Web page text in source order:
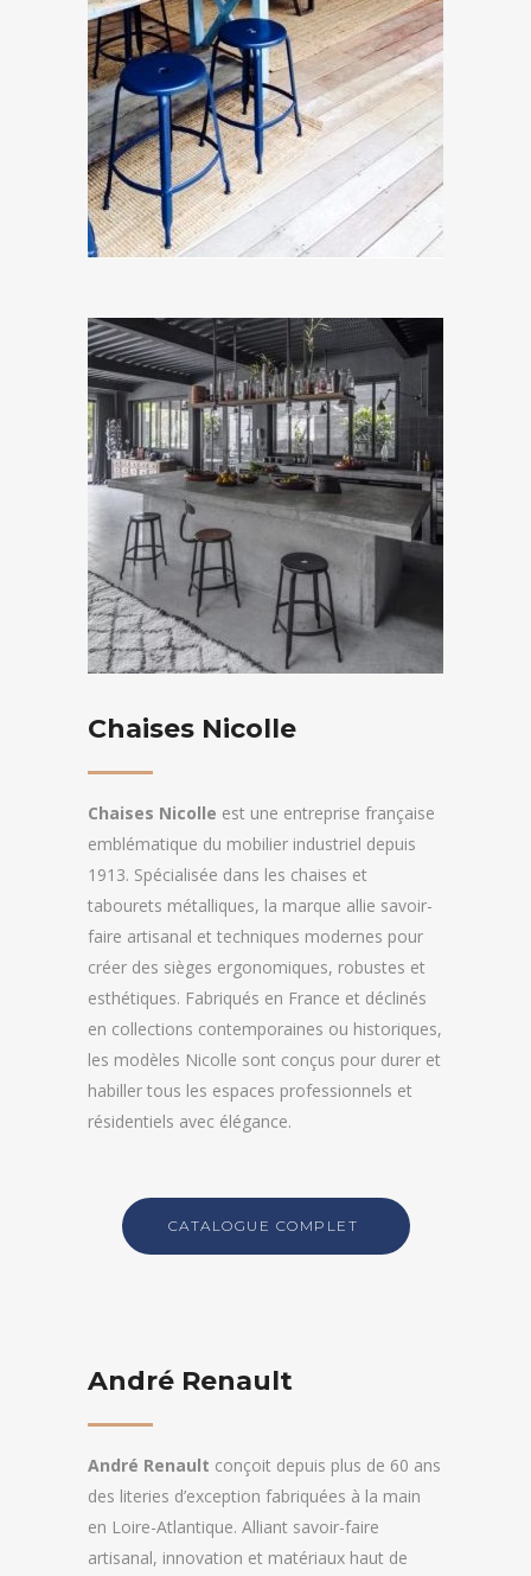
Chaises Nicolle
Chaises Nicolle est une entreprise française
emblématique du mobilier industriel depuis
1913. Spécialisée dans les chaises et
tabourets métalliques, la marque allie savoir-
faire artisanal et techniques modernes pour
créer des sièges ergonomiques, robustes et
esthétiques. Fabriqués en France et déclinés
en collections contemporaines ou historiques,
les modèles Nicolle sont conçus pour durer et
habiller tous les espaces professionnels et
résidentiels avec élégance.
CATALOGUE COMPLET
André Renault
André Renault conçoit depuis plus de 60 ans
des literies d’exception fabriquées à la main
en Loire-Atlantique. Alliant savoir-faire
artisanal, innovation et matériaux haut de